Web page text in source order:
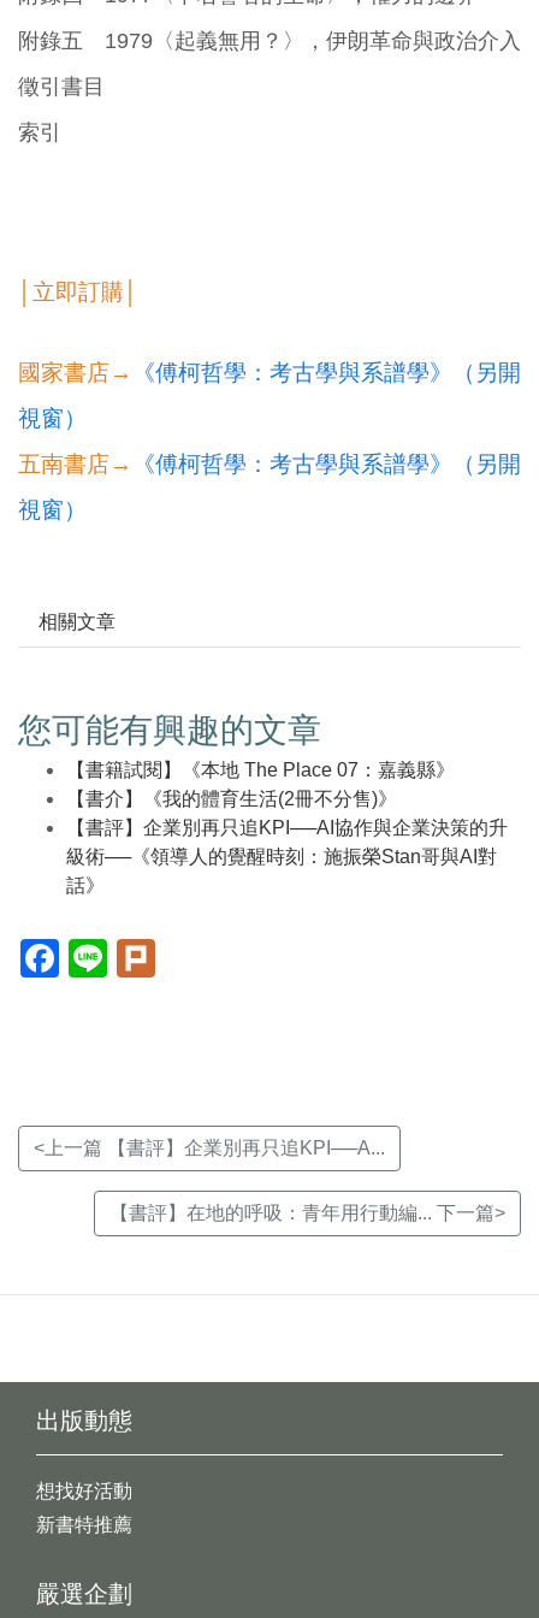
附錄五 1979〈起義無用？〉，伊朗革命與政治介入
徵引書目
索引
│立即訂購│
國家書店→
《傅柯哲學：考古學與系譜學》（另開
視窗）
五南書店→
《傅柯哲學：考古學與系譜學》（另開
視窗）
相關文章
您可能有興趣的文章
【書籍試閱】《本地 The Place 07：嘉義縣》
【書介】《我的體育生活(2冊不分售)》
【書評】企業別再只追KPI──AI協作與企業決策的升
級術──《領導人的覺醒時刻：施振榮Stan哥與AI對
話》
Facebook(另
開
Line(另
開
<上一篇 【書評】企業別再只追KPI──A...
【書評】在地的呼吸：青年用行動編... 下一篇>
出版動態
想找好活動
新書特推薦
嚴選企劃